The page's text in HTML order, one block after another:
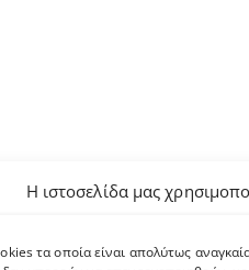
Η ιστοσελίδα μας
τα οποία είναι απολύτως